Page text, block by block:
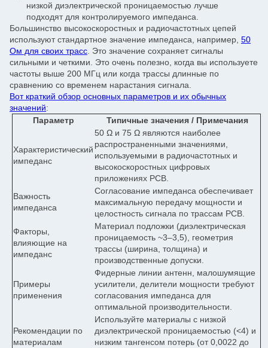
низкой диэлектрической проницаемостью лучше
подходят для контролируемого импеданса.
Большинство высокоскоростных и радиочастотных цепей
используют стандартное значение импеданса, например, 50
Ом для своих трасс. Это значение сохраняет сигналы
сильными и четкими. Это очень полезно, когда вы используете
частоты выше 200 МГц или когда трассы длинные по
сравнению со временем нарастания сигнала.
Вот краткий обзор основных параметров и их обычных
значений:
Параметр
Типичные значения / Примечания
Характеристический
импеданс
50 Ω и 75 Ω являются наиболее
распространенными значениями,
используемыми в радиочастотных и
высокоскоростных цифровых
приложениях PCB.
Важность
импеданса
Согласование импеданса обеспечивает
максимальную передачу мощности и
целостность сигнала по трассам PCB.
Факторы,
влияющие на
импеданс
Материал подложки (диэлектрическая
проницаемость ~3–3,5), геометрия
трассы (ширина, толщина) и
производственные допуски.
Примеры
применения
Фидерные линии антенн, малошумящие
усилители, делители мощности требуют
согласования импеданса для
оптимальной производительности.
Рекомендации по
материалам
Используйте материалы с низкой
диэлектрической проницаемостью (<4) и
низким тангенсом потерь (от 0,0022 до